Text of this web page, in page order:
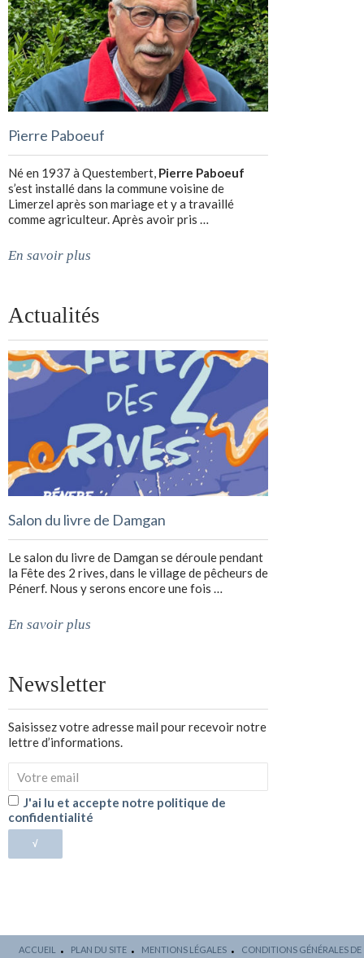
Pierre Paboeuf
Né en 1937 à Questembert, Pierre Paboeuf
s’est installé dans la commune voisine de
Limerzel après son mariage et y a travaillé
comme agriculteur. Après avoir pris …
En savoir plus
Actualités
Salon du livre de Damgan
Le salon du livre de Damgan se déroule pendant
la Fête des 2 rives, dans le village de pêcheurs de
Pénerf. Nous y serons encore une fois …
En savoir plus
Newsletter
Saisissez votre adresse mail pour recevoir notre
lettre d’informations.
J'ai lu et accepte notre politique de
confidentialité
√
ACCUEIL PLAN DU SITE MENTIONS LÉGALES CONDITIONS GÉNÉRALES DE